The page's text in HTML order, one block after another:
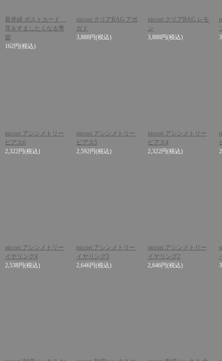
新井緑 ポストカード
耳をすましたくなる季
節
162円(税込)
niccori クリアBAG アボ
ガド
3,888円(税込)
niccori クリアBAG レモ
ン
3,888円(税込)
niccori アシンメトリー
ピアス6
2,322円(税込)
niccori アシンメトリー
ピアス5
2,592円(税込)
niccori アシンメトリー
ピアス4
2,322円(税込)
niccori アシンメトリー
イヤリング4
2,538円(税込)
niccori アシンメトリー
イヤリング3
2,646円(税込)
niccori アシンメトリー
イヤリング2
2,646円(税込)